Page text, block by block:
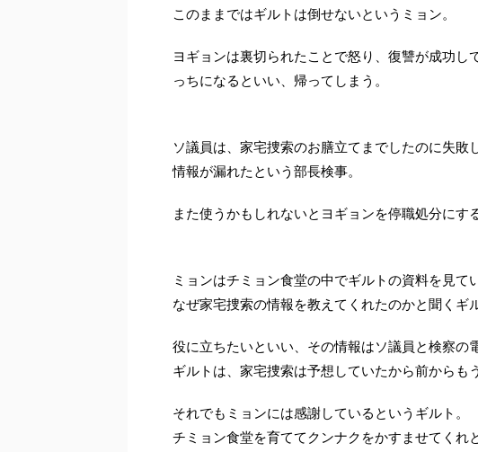
このままではギルトは倒せないというミョン。
ヨギョンは裏切られたことで怒り、復讐が成功
っちになるといい、帰ってしまう。
ソ議員は、家宅捜索のお膳立てまでしたのに失敗
情報が漏れたという部長検事。
また使うかもしれないとヨギョンを停職処分にす
ミョンはチミョン食堂の中でギルトの資料を見て
なぜ家宅捜索の情報を教えてくれたのかと聞くギル
役に立ちたいといい、その情報はソ議員と検察の
ギルトは、家宅捜索は予想していたから前からも
それでもミョンには感謝しているというギルト。
チミョン食堂を育ててクンナクをかすませてくれ